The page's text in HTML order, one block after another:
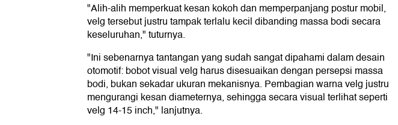
"Alih-alih memperkuat kesan kokoh dan memperpanjang postur mobil,
velg tersebut justru tampak terlalu kecil dibanding massa bodi secara
keseluruhan," tuturnya.
"Ini sebenarnya tantangan yang sudah sangat dipahami dalam desain
otomotif: bobot visual velg harus disesuaikan dengan persepsi massa
bodi, bukan sekadar ukuran mekanisnya. Pembagian warna velg justru
mengurangi kesan diameternya, sehingga secara visual terlihat seperti
velg 14-15 inch," lanjutnya.